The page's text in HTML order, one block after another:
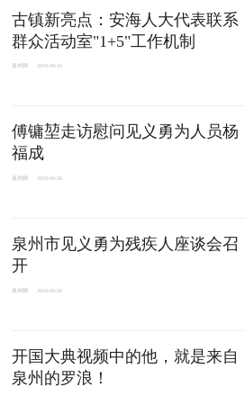
古镇新亮点：安海人大代表联系
群众活动室"1+5"工作机制
泉州网 2019-09-16
傅镛堃走访慰问见义勇为人员杨
福成
泉州网 2019-09-26
泉州市见义勇为残疾人座谈会召
开
泉州网 2019-09-26
开国大典视频中的他，就是来自
泉州的罗浪！